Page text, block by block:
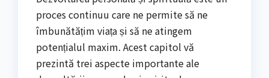
proces continuu care ne permite să ne
îmbunătățim viața și să ne atingem
potențialul maxim. Acest capitol vă
prezintă trei aspecte importante ale